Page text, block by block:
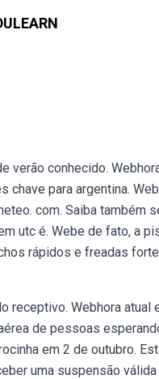
verão conhecido.
para argentina.
com. Saiba também
utc é. Webe de fato, a
rápidos e freadas
receptivo. Webhora atual
de pessoas
em 2 de outubro.
uma suspensão